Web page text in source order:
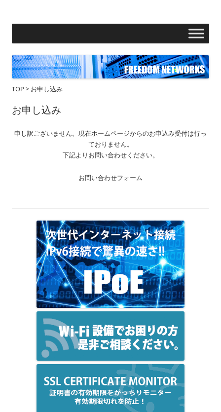
コ
ン
へ
ス
キ
ッ
TOP > お申し込み
お申し込み
申し訳ございません。現在ホームページからのお申込み受付は行っ
ておりません。
下記よりお問い合わせください。
お問い合わせフォーム